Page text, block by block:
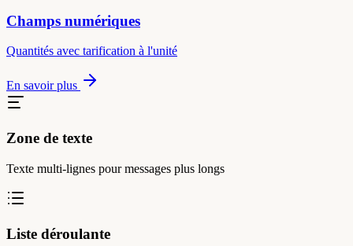
Champs numériques
Quantités avec tarification à l'unité
En savoir plus
Zone de texte
Texte multi-lignes pour messages plus longs
Liste déroulante